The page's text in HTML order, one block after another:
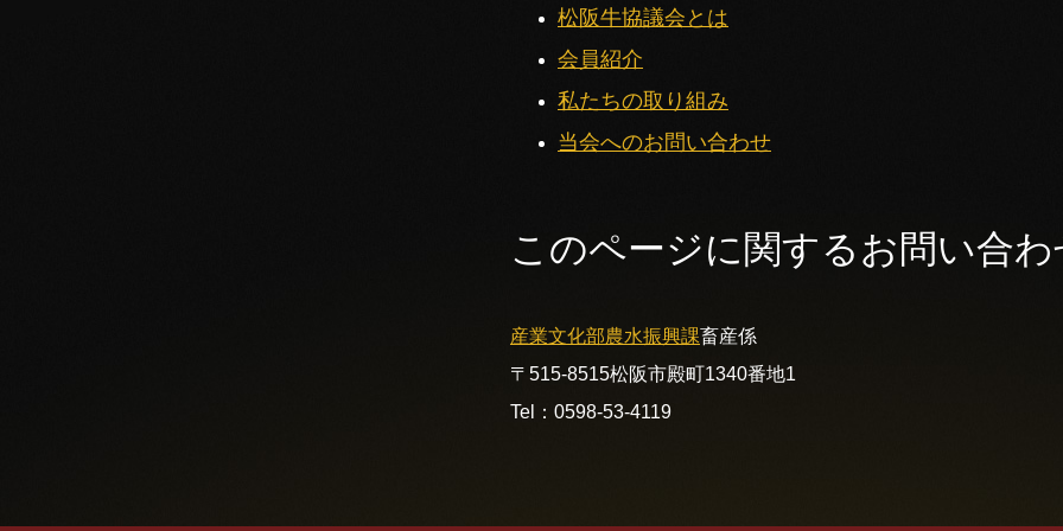
松阪牛協議会とは
会員紹介
私たちの取り組み
当会へのお問い合わせ
このページに関するお問い合わ
産業文化部農水振興課畜産係
〒515-8515松阪市殿町1340番地1
Tel：0598-53-4119